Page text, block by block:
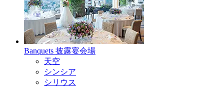
Banquets 披露宴会場
天空
シンシア
シリウス